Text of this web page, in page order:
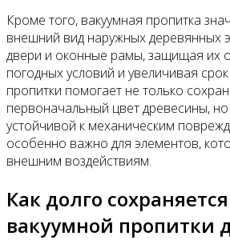
Кроме того, вакуумная пропитка
внешний вид наружных деревянных
двери и оконные рамы, защищая их
погодных условий и увеличивая
пропитки помогает не только
первоначальный цвет древесины,
устойчивой к механическим
особенно важно для элементов,
внешним воздействиям.
Как долго
вакуумной пропитки